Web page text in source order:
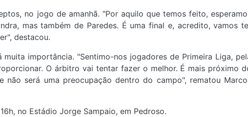
no jogo de amanhã. "Por aquilo que temos feito,
mas também de Paredes. É uma final e, acredito, vamos
destacou.
muita importância. "Sentimo-nos jogadores de Primeira Liga,
O árbitro vai tentar fazer o melhor. É mais próximo
não será uma preocupação dentro do campo", rematou
no Estádio Jorge Sampaio, em Pedroso.